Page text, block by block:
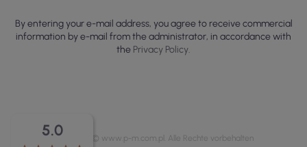
By entering your e-mail address, you agree to receive commercial
information by e-mail from the administrator, in accordance with
the Privacy Policy.
5.0Copyright © www.p-m.com.pl. Alle Rechte vorbehalten